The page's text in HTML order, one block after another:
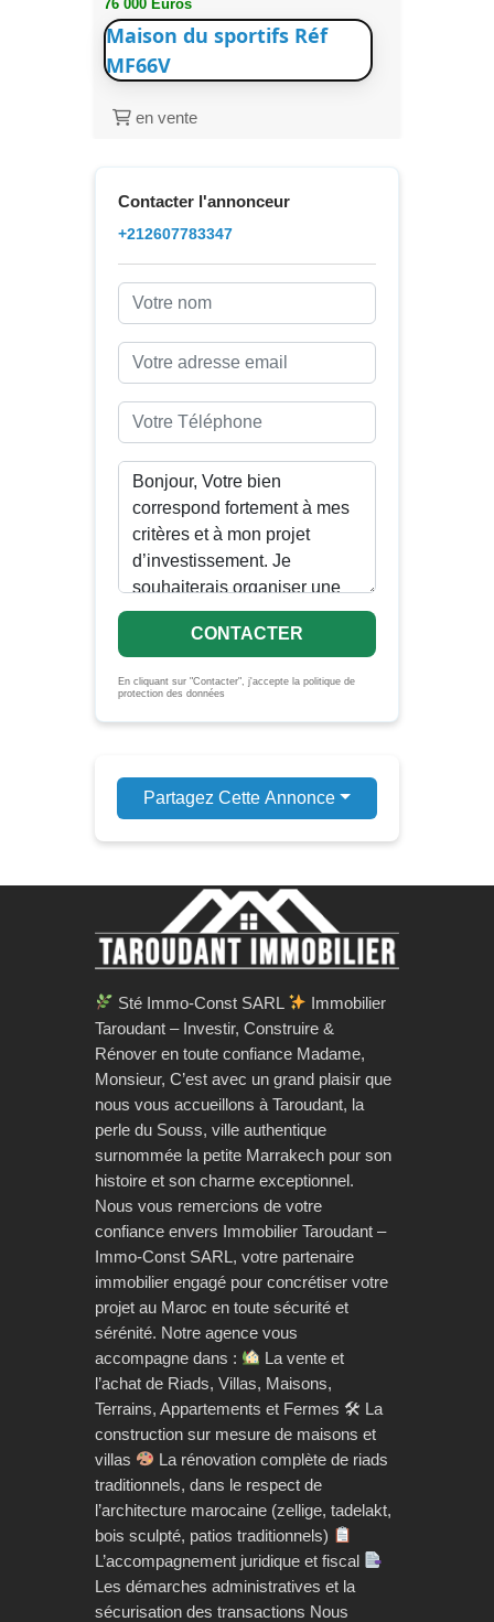
76 000 Euros
Maison du sportifs Réf
MF66V
en vente
Contacter l'annonceur
+212607783347
CONTACTER
En cliquant sur "Contacter", j'accepte la politique de
protection des données
Partagez Cette Annonce
Sté Immo-Const SARL
Immobilier
Taroudant – Investir, Construire &
Rénover en toute confiance Madame,
Monsieur, C’est avec un grand plaisir que
nous vous accueillons à Taroudant, la
perle du Souss, ville authentique
surnommée la petite Marrakech pour son
histoire et son charme exceptionnel.
Nous vous remercions de votre
confiance envers Immobilier Taroudant –
Immo-Const SARL, votre partenaire
immobilier engagé pour concrétiser votre
projet au Maroc en toute sécurité et
sérénité. Notre agence vous
accompagne dans :
La vente et
l’achat de Riads, Villas, Maisons,
Terrains, Appartements et Fermes 🛠 La
construction sur mesure de maisons et
villas
La rénovation complète de riads
traditionnels, dans le respect de
l’architecture marocaine (zellige, tadelakt,
bois sculpté, patios traditionnels)
L’accompagnement juridique et fiscal
Les démarches administratives et la
sécurisation des transactions Nous